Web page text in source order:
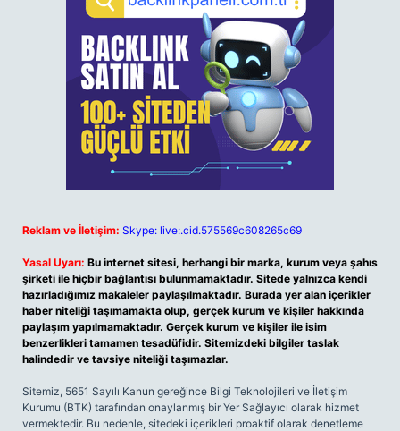
Reklam ve İletişim: Skype: live:.cid.575569c608265c69
Yasal Uyarı: Bu internet sitesi, herhangi bir marka, kurum veya şahıs
şirketi ile hiçbir bağlantısı bulunmamaktadır. Sitede yalnızca kendi
hazırladığımız makaleler paylaşılmaktadır. Burada yer alan içerikler
haber niteliği taşımamakta olup, gerçek kurum ve kişiler hakkında
paylaşım yapılmamaktadır. Gerçek kurum ve kişiler ile isim
benzerlikleri tamamen tesadüfidir. Sitemizdeki bilgiler taslak
halindedir ve tavsiye niteliği taşımazlar.
Sitemiz, 5651 Sayılı Kanun gereğince Bilgi Teknolojileri ve İletişim
Kurumu (BTK) tarafından onaylanmış bir Yer Sağlayıcı olarak hizmet
vermektedir. Bu nedenle, sitedeki içerikleri proaktif olarak denetleme